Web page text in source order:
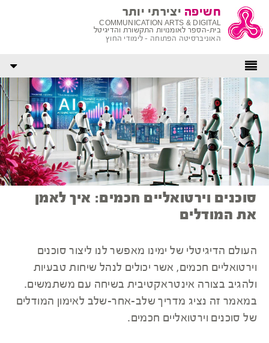
חשיפה יצירתי יותר
COMMUNICATION ARTS & DIGITAL
בית-הספר לאומנויות התקשורת והדיגיטל
האוניברסיטה הפתוחה - לימודי החוץ
סוכנים וירטואליים חכמים: איך לאמן
את המודלים
העולם הדיגיטלי של ימינו מאפשר לנו ליצור סוכנים
וירטואליים חכמים, אשר יכולים לנהל שיחות טבעיות
ולהגיב בצורה אינטראקטיבית בשיחה עם משתמשים.
במאמר זה נציג מדריך שלב-אחר-שלב לאימון המודלים
של סוכנים וירטואליים חכמים.